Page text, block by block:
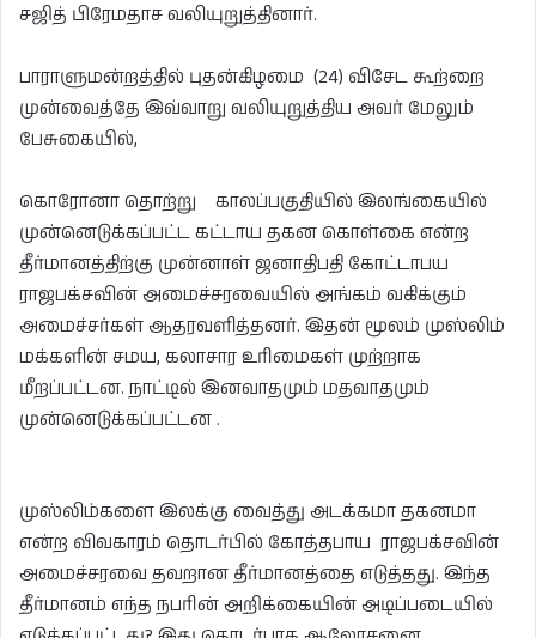
சஜித் பிரேமதாச வலியுறுத்தினார்.
பாராளுமன்றத்தில் புதன்கிழமை (24) விசேட கூற்றை
முன்வைத்தே இவ்வாறு வலியுறுத்திய அவர் மேலும்
பேசுகையில்,
கொரோனா தொற்று காலப்பகுதியில் இலங்கையில்
முன்னெடுக்கப்பட்ட கட்டாய தகன கொள்கை என்ற
தீர்மானத்திற்கு முன்னாள் ஜனாதிபதி கோட்டாபய
ராஜபக்சவின் அமைச்சரவையில் அங்கம் வகிக்கும்
அமைச்சர்கள் ஆதரவளித்தனர். இதன் மூலம் முஸ்லிம்
மக்களின் சமய, கலாசார உரிமைகள் முற்றாக
மீறப்பட்டன. நாட்டில் இனவாதமும் மதவாதமும்
முன்னெடுக்கப்பட்டன .
முஸ்லிம்களை இலக்கு வைத்து அடக்கமா தகனமா
என்ற விவகாரம் தொடர்பில் கோத்தபாய ராஜபக்சவின்
அமைச்சரவை தவறான தீர்மானத்தை எடுத்தது. இந்த
தீர்மானம் எந்த நபரின் அறிக்கையின் அடிப்படையில்